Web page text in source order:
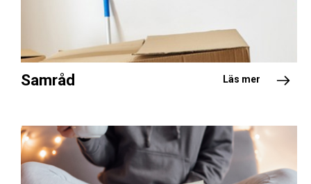
Samråd Läs mer